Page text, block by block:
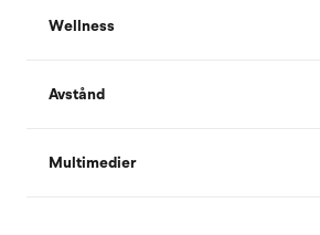
Wellness
Avstånd
Multimedier